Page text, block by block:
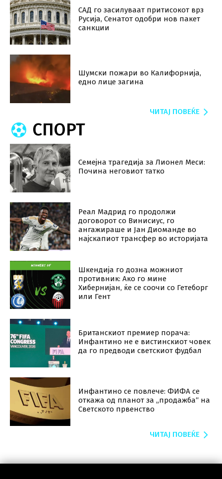
САД го засилуваат притисокот врз
Русија, Сенатот одобри нов пакет
санкции
Шумски пожари во Калифорнија,
едно лице загина
ЧИТАЈ ПОВЕЌЕ
СПОРТ
Семејна трагедија за Лионел Меси:
Почина неговиот татко
Реал Мадрид го продолжи
договорот со Винисиус, го
ангажираше и Јан Диоманде во
најскапиот трансфер во историјата
Шкендија го дозна можниот
противник: Ако го мине
Хибернијан, ќе се соочи со Гетеборг
или Гент
Британскиот премиер порача:
Инфантино не е вистинскиот човек
да го предводи светскиот фудбал
Инфантино се повлече: ФИФА се
откажа од планот за „продажба“ на
Светското првенство
ЧИТАЈ ПОВЕЌЕ